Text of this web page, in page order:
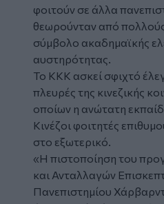
φοιτούν σε άλλα
θεωρούνταν από
σύμβολο ακαδημαϊκής
αυστηρότητας.
Το ΚΚΚ ασκεί σφιχτό
πλευρές της κινεζικής
οποίων η ανώτατη
Κινέζοι φοιτητές
στο εξωτερικό.
«Η πιστοποίηση του
και Ανταλλαγών
Πανεπιστημίου